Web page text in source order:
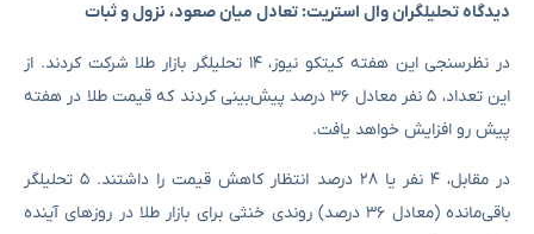
دیدگاه تحلیلگران وال استریت: تعادل میان صعود، نزول و ثبات
در نظرسنجی این هفته کیتکو نیوز، ۱۴ تحلیلگر بازار طلا شرکت کردند. از
این تعداد، ۵ نفر معادل ۳۶ درصد پیش‌بینی کردند که قیمت طلا در هفته
پیش رو افزایش خواهد یافت.
در مقابل، ۴ نفر یا ۲۸ درصد انتظار کاهش قیمت را داشتند. ۵ تحلیلگر
باقی‌مانده (معادل ۳۶ درصد) روندی خنثی برای بازار طلا در روزهای آینده